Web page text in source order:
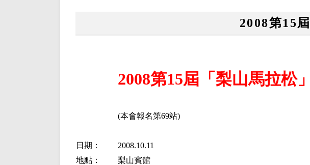
2008第15
2008第15屆「梨山馬拉松
(本會報名第69站)
日期：
2008.10.11
地點：
梨山賓館